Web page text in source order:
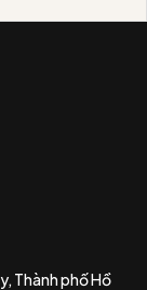
Thành phố Hồ